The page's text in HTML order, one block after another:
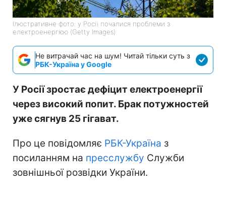
Ілюстративне фото: у Росії почалися проблеми з
електроенергією (Getty Images)
Не витрачай час на шум! Читай тільки суть з
РБК-Україна у Google
У Росії зростає дефіцит електроенергії
через високий попит. Брак потужностей
уже сягнув 25 гігават.
Про це повідомляє РБК-Україна з
посиланням на пресслужбу Служби
зовнішньої розвідки України.